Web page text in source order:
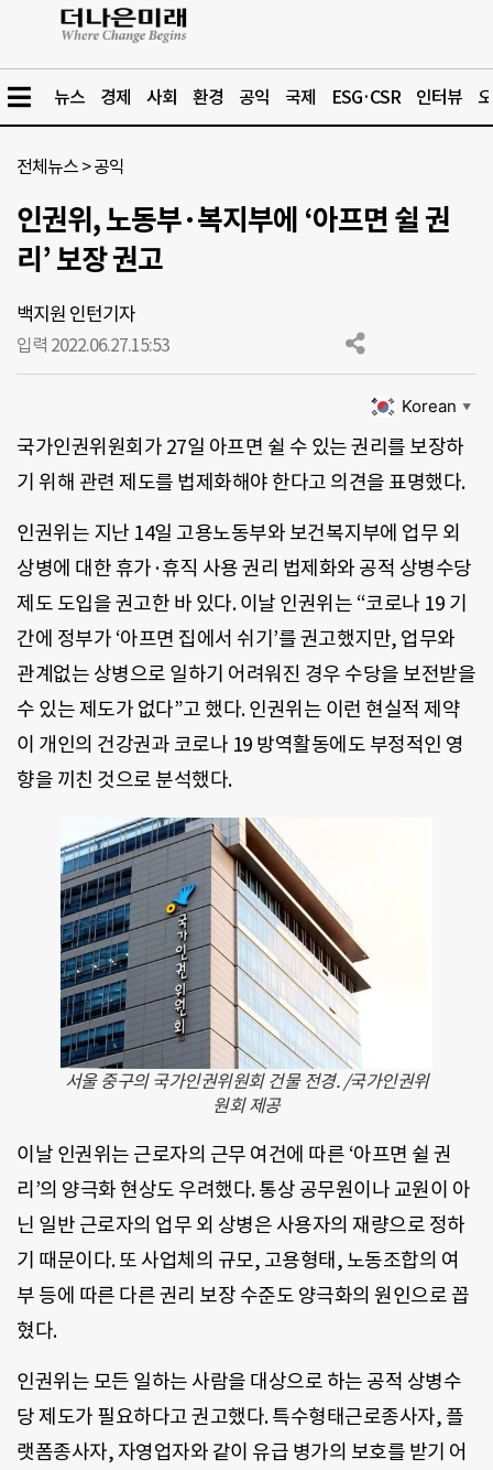
뉴스 경제 사회 환경 공익 국제 ESG·CSR 인터뷰
전체뉴스 >공익
인권위, 노동부·복지부에 ‘아프면 쉴 권
리’ 보장 권고
백지원 인턴기자
입력 2022.06.27.15:53
Korean ▼
국가인권위원회가 27일 아프면 쉴 수 있는 권리를 보장하
기 위해 관련 제도를 법제화해야 한다고 의견을 표명했다.
인권위는 지난 14일 고용노동부와 보건복지부에 업무 외
상병에 대한 휴가·휴직 사용 권리 법제화와 공적 상병수당
제도 도입을 권고한 바 있다. 이날 인권위는 “코로나 19 기
간에 정부가 ‘아프면 집에서 쉬기’를 권고했지만, 업무와
관계없는 상병으로 일하기 어려워진 경우 수당을 보전받을
수 있는 제도가 없다”고 했다. 인권위는 이런 현실적 제약
이 개인의 건강권과 코로나 19 방역활동에도 부정적인 영
향을 끼친 것으로 분석했다.
서울 중구의 국가인권위원회 건물 전경. /국가인권위
원회 제공
이날 인권위는 근로자의 근무 여건에 따른 ‘아프면 쉴 권
리’의 양극화 현상도 우려했다. 통상 공무원이나 교원이 아
닌 일반 근로자의 업무 외 상병은 사용자의 재량으로 정하
기 때문이다. 또 사업체의 규모, 고용형태, 노동조합의 여
부 등에 따른 다른 권리 보장 수준도 양극화의 원인으로 꼽
혔다.
인권위는 모든 일하는 사람을 대상으로 하는 공적 상병수
당 제도가 필요하다고 권고했다. 특수형태근로종사자, 플
랫폼종사자, 자영업자와 같이 유급 병가의 보호를 받기 어